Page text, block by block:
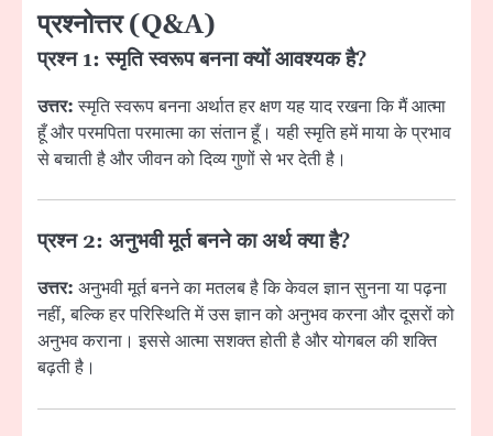
प्रश्नोत्तर (Q&A)
प्रश्न 1: स्मृति स्वरूप बनना क्यों आवश्यक है?
उत्तर:स्मृति स्वरूप बनना अर्थात हर क्षण यह याद रखना कि मैं आत्मा
हूँ और परमपिता परमात्मा का संतान हूँ। यही स्मृति हमें माया के प्रभाव
से बचाती है और जीवन को दिव्य गुणों से भर देती है।
प्रश्न 2: अनुभवी मूर्त बनने का अर्थ क्या है?
उत्तर: अनुभवी मूर्त बनने का मतलब है कि केवल ज्ञान सुनना या पढ़ना
नहीं, बल्कि हर परिस्थिति में उस ज्ञान को अनुभव करना और दूसरों को
अनुभव कराना। इससे आत्मा सशक्त होती है और योगबल की शक्ति
बढ़ती है।